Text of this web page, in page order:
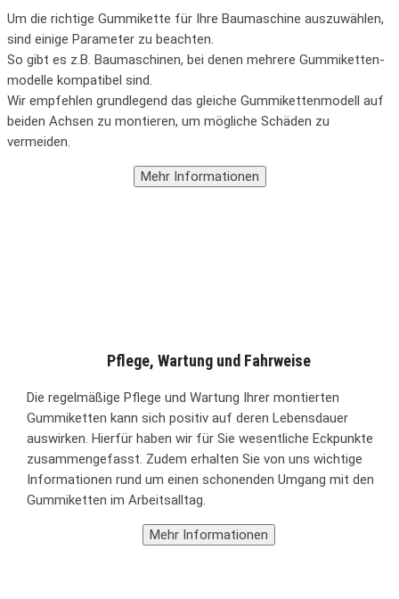
Um die richtige Gummikette für Ihre Baumaschine auszuwählen,
sind einige Parameter zu beachten.
So gibt es z.B. Baumaschinen, bei denen mehrere Gummiketten-
modelle kompatibel sind.
Wir empfehlen grundlegend das gleiche Gummikettenmodell auf
beiden Achsen zu montieren, um mögliche Schäden zu
vermeiden.
Pflege, Wartung und Fahrweise
Die regelmäßige Pflege und Wartung Ihrer montierten
Gummiketten kann sich positiv auf deren Lebensdauer
auswirken. Hierfür haben wir für Sie wesentliche Eckpunkte
zusammengefasst. Zudem erhalten Sie von uns wichtige
Informationen rund um einen schonenden Umgang mit den
Gummiketten im Arbeitsalltag.